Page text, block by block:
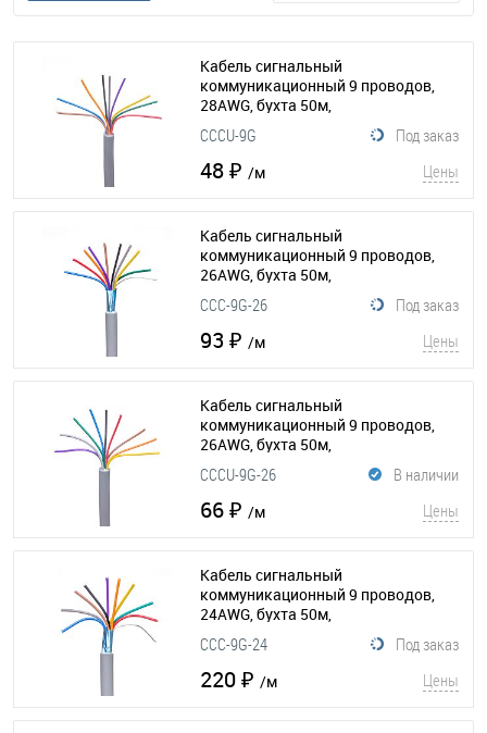
Кабель сигнальный
коммуникационный 9 проводов,
28AWG, бухта 50м,
неэкранированный, серый
(015-187)
Под заказ
CCCU-9G
48 ₽ /м Цены
Кабель сигнальный
коммуникационный 9 проводов,
26AWG, бухта 50м,
экранированный, серый(015-201)
Под заказ
CCC-9G-26
93 ₽ /м Цены
Кабель сигнальный
коммуникационный 9 проводов,
26AWG, бухта 50м,
неэкранированный, серый
(015-195)
В наличии
CCCU-9G-26
66 ₽ /м Цены
Кабель сигнальный
коммуникационный 9 проводов,
24AWG, бухта 50м,
экранированный, серый(015-207)
Под заказ
CCC-9G-24
220 ₽ /м Цены